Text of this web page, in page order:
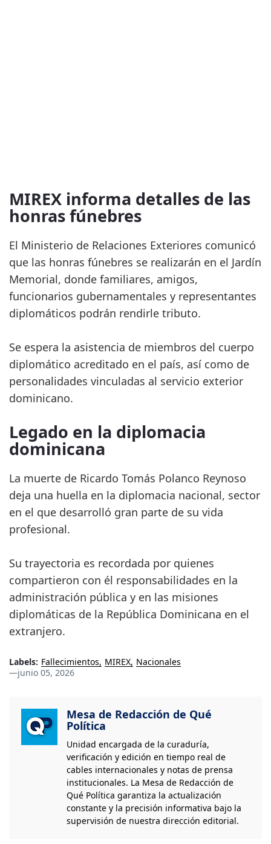
MIREX informa detalles de las
honras fúnebres
El Ministerio de Relaciones Exteriores comunicó
que las honras fúnebres se realizarán en el Jardín
Memorial, donde familiares, amigos,
funcionarios gubernamentales y representantes
diplomáticos podrán rendirle tributo.
Se espera la asistencia de miembros del cuerpo
diplomático acreditado en el país, así como de
personalidades vinculadas al servicio exterior
dominicano.
Legado en la diplomacia
dominicana
La muerte de Ricardo Tomás Polanco Reynoso
deja una huella en la diplomacia nacional, sector
en el que desarrolló gran parte de su vida
profesional.
Su trayectoria es recordada por quienes
compartieron con él responsabilidades en la
administración pública y en las misiones
diplomáticas de la República Dominicana en el
extranjero.
Labels: Fallecimientos MIREX Nacionales
—junio 05, 2026
Mesa de Redacción de Qué
Política
Unidad encargada de la curaduría,
verificación y edición en tiempo real de
cables internacionales y notas de prensa
institucionales. La Mesa de Redacción de
Qué Política garantiza la actualización
constante y la precisión informativa bajo la
supervisión de nuestra dirección editorial.